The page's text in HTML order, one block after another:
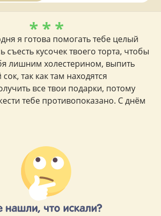
* * *
я готова помогать тебе целый
съесть кусочек твоего торта, чтобы
лишним холестерином, выпить
так как там находятся
все твои подарки, потому
тебе противопоказано. С днём